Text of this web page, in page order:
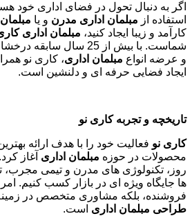
اگر به دنبال تحول در فضای اداری خود
استفاده از مبلمان اداری مدرن و یا
کارآمد و زیبا ایجاد کنید، مبلمان اداری
شماست. با بیش از 25 سال
و عرضه انواع مبلمان اداری، کاری نو
ایجاد فضایی حرفه ای و دلنشین است.
تاریخچه و تجربه کاری نو
کاری نو فعالیت خود را با هدف ارائه
محصولات در حوزه مبلمان اداری آغاز
روز، تکنولوژی های مدرن و تیمی مجرب،
ها جایگاه ویژه ای در بازار کسب کنیم.
فروشنده، بلکه مشاوری متخصص در
طراحی مبلمان اداری است.